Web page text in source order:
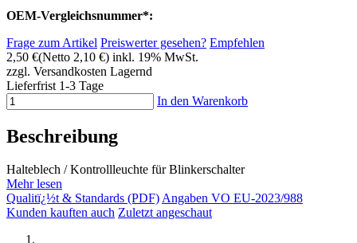
OEM-Vergleichsnummer*:
Frage zum Artikel Preiswerter gesehen? Empfehlen
2,50 €(Netto 2,10 €) inkl. 19% MwSt.
zzgl. Versandkosten Lagernd
Lieferfrist 1-3 Tage
In den Warenkorb
Beschreibung
Halteblech / Kontrollleuchte für Blinkerschalter
Mehr lesen
Qualitï¿½t & Standards (PDF)Angaben VO EU-2023/988
Kunden kauften auch Zuletzt angeschaut